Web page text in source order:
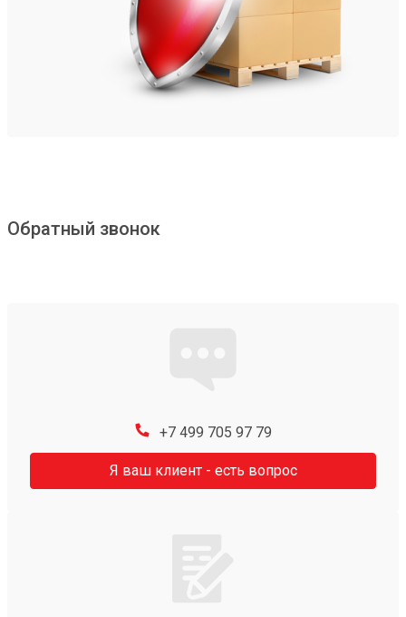
Обратный звонок
+7 499 705 97 79
Я ваш клиент - есть вопрос